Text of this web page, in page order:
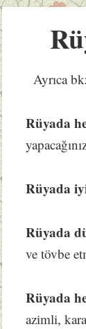
Ayrıca
Rüyada
Rüyada
Rüyada
ve tövbe
Rüyada
azimli,